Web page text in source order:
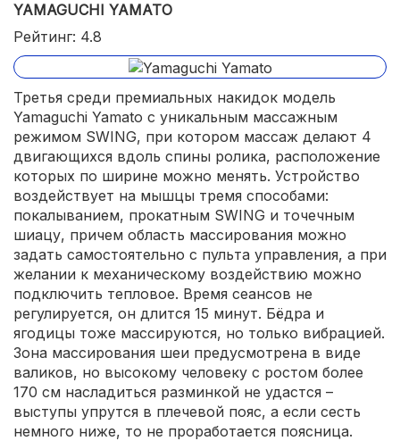
YAMAGUCHI YAMATO
Рейтинг: 4.8
Третья среди премиальных накидок модель
Yamaguchi Yamato с уникальным массажным
режимом SWING, при котором массаж делают 4
двигающихся вдоль спины ролика, расположение
которых по ширине можно менять. Устройство
воздействует на мышцы тремя способами:
покалыванием, прокатным SWING и точечным
шиацу, причем область массирования можно
задать самостоятельно с пульта управления, а при
желании к механическому воздействию можно
подключить тепловое. Время сеансов не
регулируется, он длится 15 минут. Бёдра и
ягодицы тоже массируются, но только вибрацией.
Зона массирования шеи предусмотрена в виде
валиков, но высокому человеку с ростом более
170 см насладиться разминкой не удастся –
выступы упрутся в плечевой пояс, а если сесть
немного ниже, то не проработается поясница.